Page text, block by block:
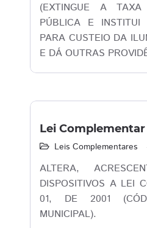
(EXTINGUE A
PÚBLICA E INSTITUI
PARA CUSTEIO DA
E DÁ OUTRAS
Lei Complementar
Leis Complementares
ALTERA,
DISPOSITIVOS A LEI
01, DE 2001
MUNICIPAL).